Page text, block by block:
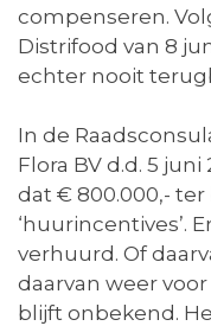
compenseren.
Distrifood van 8
echter nooit
In de
Flora BV d.d. 5
dat € 800.000,-
‘huurincentives’.
verhuurd. Of
daarvan weer
blijft onbekend.